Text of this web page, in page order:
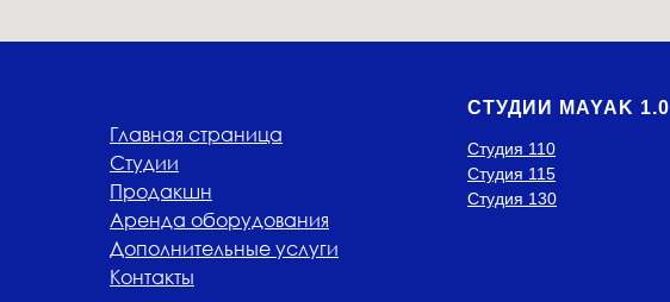
Главная страница
Студии
Продакшн
Аренда оборудования
Дополнительные услуги
Контакты
СТУДИИ MAYAK 1.0
Студия 110
Студия 115
Студия 130